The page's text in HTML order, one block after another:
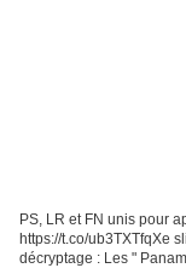
PS, LR et FN unis pour
https://t.co/ub3TXTfqXe
décryptage : Les "